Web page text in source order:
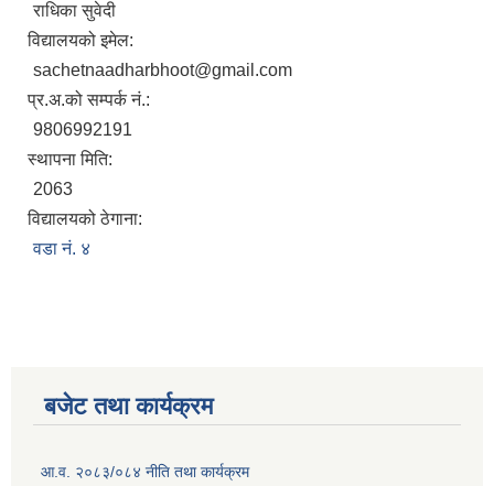
राधिका सुवेदी
विद्यालयको इमेल:
sachetnaadharbhoot@gmail.com
प्र.अ.को सम्पर्क नं.:
9806992191
स्थापना मिति:
2063
विद्यालयको ठेगाना:
वडा नं. ४
बजेट तथा कार्यक्रम
आ.व. २०८३/०८४ नीति तथा कार्यक्रम